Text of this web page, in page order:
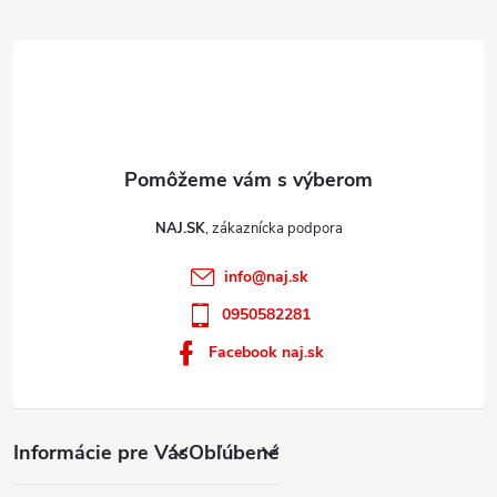
Informácie pre VásObľúbené
NAJ.SK
info@naj.sk
0950582281
Facebook naj.sk